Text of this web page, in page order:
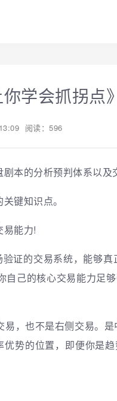
学会抓拐点》
阅读：596
本的分析预判体系以及
键知识点。
易能力!
证的交易系统，能够
己的核心交易能力足
，也不是右侧交易。
势的位置，即便你是